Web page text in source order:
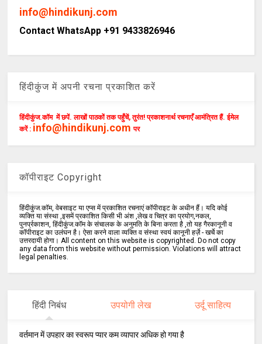
info@hindikunj.com
Contact WhatsApp +91 9433826946
हिंदीकुंज में अपनी रचना प्रकाशित करें
हिंदीकुंज.कॉम में छपें. लाखों पाठकों तक पहुँचें, तुरंत! प्रकाशनार्थ रचनाएँ आमंत्रित हैं. ईमेल
करें : info@hindikunj.com पर
कॉपीराइट Copyright
हिंदीकुंज.कॉम, वेबसाइट या एप्स में प्रकाशित रचनाएं कॉपीराइट के अधीन हैं। यदि कोई
व्यक्ति या संस्था ,इसमें प्रकाशित किसी भी अंश ,लेख व चित्र का प्रयोग,नकल,
पुनर्प्रकाशन, हिंदीकुंज.कॉम के संचालक के अनुमति के बिना करता है ,तो यह गैरकानूनी व
कॉपीराइट का उलंघन है। ऐसा करने वाला व्यक्ति व संस्था स्वयं कानूनी हर्ज़े - खर्चे का
उत्तरदायी होगा। All content on this website is copyrighted. Do not copy
any data from this website without permission. Violations will attract
legal penalties.
हिंदी निबंध उपयोगी लेख उर्दू साहित्य
वर्तमान में उपहार का स्वरूप प्यार कम व्यापार अधिक हो गया है